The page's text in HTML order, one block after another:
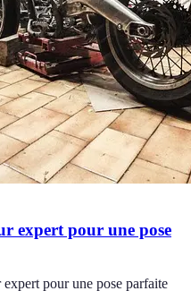
expert pour une pose
pour une pose parfaite